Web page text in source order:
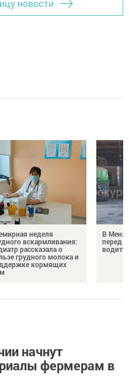
новости
неделя
вскармливания:
рассказала о
грудного молока и
кормящих
В
перед
начнут
фермерам в